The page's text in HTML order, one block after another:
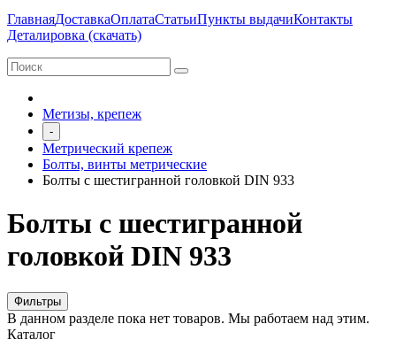
ГлавнаяДоставкаОплатаСтатьиПункты выдачиКонтакты
Деталировка (скачать)
Метизы, крепеж
-
Метрический крепеж
Болты, винты метрические
Болты с шестигранной головкой DIN 933
Болты с шестигранной
головкой DIN 933
Фильтры
В данном разделе пока нет товаров. Мы работаем над этим.
Каталог